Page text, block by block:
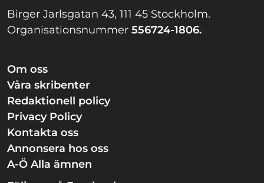
Birger Jarlsgatan 43, 111 45 Stockholm.
Organisationsnummer 556724-1806.
Om oss
Våra skribenter
Redaktionell policy
Privacy Policy
Kontakta oss
Annonsera hos oss
A-Ö Alla ämnen